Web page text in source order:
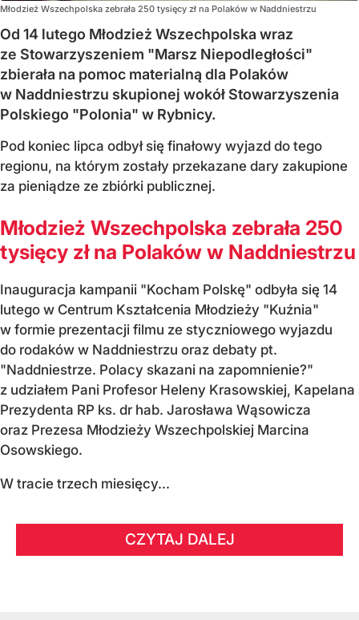
Młodzież Wszechpolska zebrała 250 tysięcy zł na Polaków w Naddniestrzu
Od 14 lutego Młodzież Wszechpolska wraz
ze Stowarzyszeniem "Marsz Niepodległości"
zbierała na pomoc materialną dla Polaków
w Naddniestrzu skupionej wokół Stowarzyszenia
Polskiego "Polonia" w Rybnicy.
Pod koniec lipca odbył się finałowy wyjazd do tego
regionu, na którym zostały przekazane dary zakupione
za pieniądze ze zbiórki publicznej.
Młodzież Wszechpolska zebrała 250
tysięcy zł na Polaków w Naddniestrzu
Inauguracja kampanii "Kocham Polskę" odbyła się 14
lutego w Centrum Kształcenia Młodzieży "Kuźnia"
w formie prezentacji filmu ze styczniowego wyjazdu
do rodaków w Naddniestrzu oraz debaty pt.
"Naddniestrze. Polacy skazani na zapomnienie?"
z udziałem Pani Profesor Heleny Krasowskiej, Kapelana
Prezydenta RP ks. dr hab. Jarosława Wąsowicza
oraz Prezesa Młodzieży Wszechpolskiej Marcina
Osowskiego.
W tracie trzech miesięcy...
CZYTAJ DALEJ